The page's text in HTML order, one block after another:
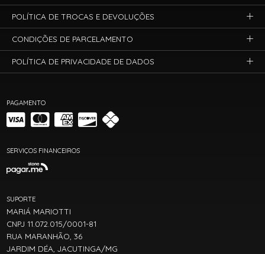
PAGAMENTO
SERVIÇOS FINANCEIROS
SUPORTE
MARIÁ MARIOTTI
CNPJ 11.072.015/0001-81
RUA MARANHÃO, 36
JARDIM DÉA, JACUTINGA/MG
POLÍTICA DE TROCAS E DEVOLUÇÕES
CONDIÇÕES DE PARCELAMENTO
POLÍTICA DE PRIVACIDADE DE DADOS